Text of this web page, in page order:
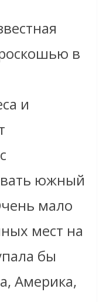
в
и
южный
мало
мест на
бы
Америка,